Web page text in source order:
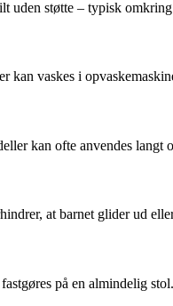
uden støtte – typisk
vaskes i
kan ofte anvendes
at barnet glider ud
på en almindelig